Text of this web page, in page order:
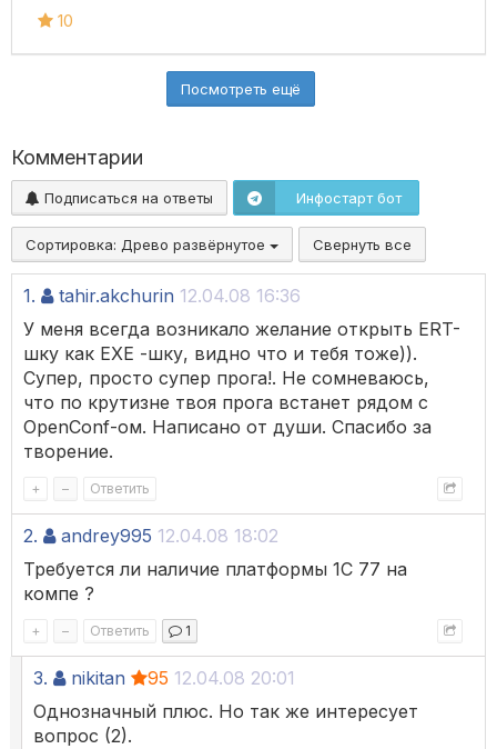
10
Посмотреть ещё
Комментарии
Подписаться на ответы Инфостарт бот
Сортировка: Древо развёрнутое Свернуть все
1. tahir.akchurin 12.04.08 16:36
У меня всегда возникало желание открыть ERT-
шку как EXE -шку, видно что и тебя тоже)).
Супер, просто супер прога!. Не сомневаюсь,
что по крутизне твоя прога встанет рядом с
OpenConf-ом. Написано от души. Спасибо за
творение.
+ – Ответить
2. andrey995 12.04.08 18:02
Требуется ли наличие платформы 1С 77 на
компе ?
+ – Ответить 1
3. nikitan 95 12.04.08 20:01
Однозначный плюс. Но так же интересует
вопрос (2).